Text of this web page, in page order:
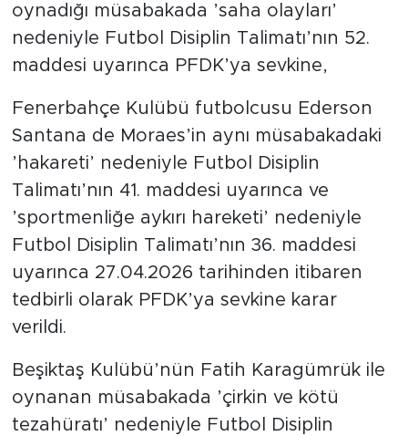
oynadığı müsabakada ’saha olayları’
nedeniyle Futbol Disiplin Talimatı’nın 52.
maddesi uyarınca PFDK’ya sevkine,
Fenerbahçe Kulübü futbolcusu Ederson
Santana de Moraes’in aynı müsabakadaki
’hakareti’ nedeniyle Futbol Disiplin
Talimatı’nın 41. maddesi uyarınca ve
’sportmenliğe aykırı hareketi’ nedeniyle
Futbol Disiplin Talimatı’nın 36. maddesi
uyarınca 27.04.2026 tarihinden itibaren
tedbirli olarak PFDK’ya sevkine karar
verildi.
Beşiktaş Kulübü’nün Fatih Karagümrük ile
oynanan müsabakada ’çirkin ve kötü
tezahüratı’ nedeniyle Futbol Disiplin